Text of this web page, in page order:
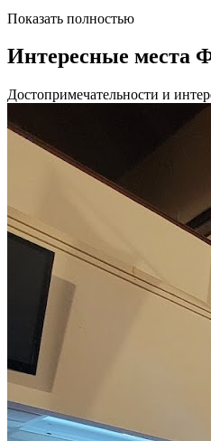
Показать полностью
Интересные места
Достопримечательности и